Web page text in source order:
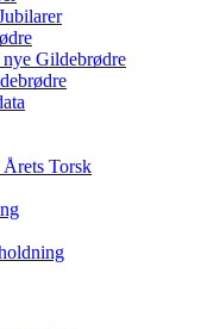
Gildebrødre
Torsk